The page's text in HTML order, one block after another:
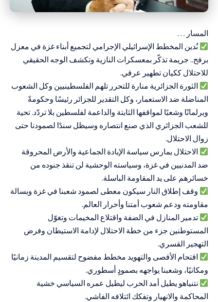
المسار …
نُدين المخطط الإسرائيلي الإجرامي لتجميع أبناء غزة في معزل
برفح.. جريمة تذكّر بمعسكرات النازية وتكشف الوجه الحقيقي
للاحتلال ككيان تطهير عرقي.
الثورة الجزائرية منارة للتحرر تلهم الفلسطينيين وكل الشعوب
المناضلة ضد الاستعمار، وكل التقدير للجزائر رئيسًا وحكومةً
وبرلمانًا وشعبًا لمواقفها الثابتة والداعمة لفلسطين بلا تردّد. تحية
للشعب الجزائري الذي صنع انتصاره وسيظل سندًا لصمودنا حتى
زوال الاحتلال.
الاحتلال يمارس سياسة الإبادة الجماعية والأرض المحروقة
ضد المدنيين في غزة، وسياسته الوحشية لن تنقذ جنوده من
خسائرهم على يد المقاومة الباسلة.
وقف إطلاق النار سيكون معطى لصمود شعبنا في غزة وبسالة
مقاومته ودعم شعوب أمتنا وأحرار العالم.
تدمير المنازل في الضفة واقتلاع المخيمات وتغوّل
المستوطنين جزء من خطة الاحتلال لإدامة الاستيطان وفرض
التهجير القسري.
اقتحام الأقصى والتهويد مخطط مفضوح لتقسيم المدينة زمانيًا
ومكانيًا، وشعبنا يواجهه بصمودٍ أسطوري.
نتنياهو يطيل أمد الحرب ليطيل عمره السياسي خشية
المحاكمة والانهيار وتفكك ائتلافه الفاشي.